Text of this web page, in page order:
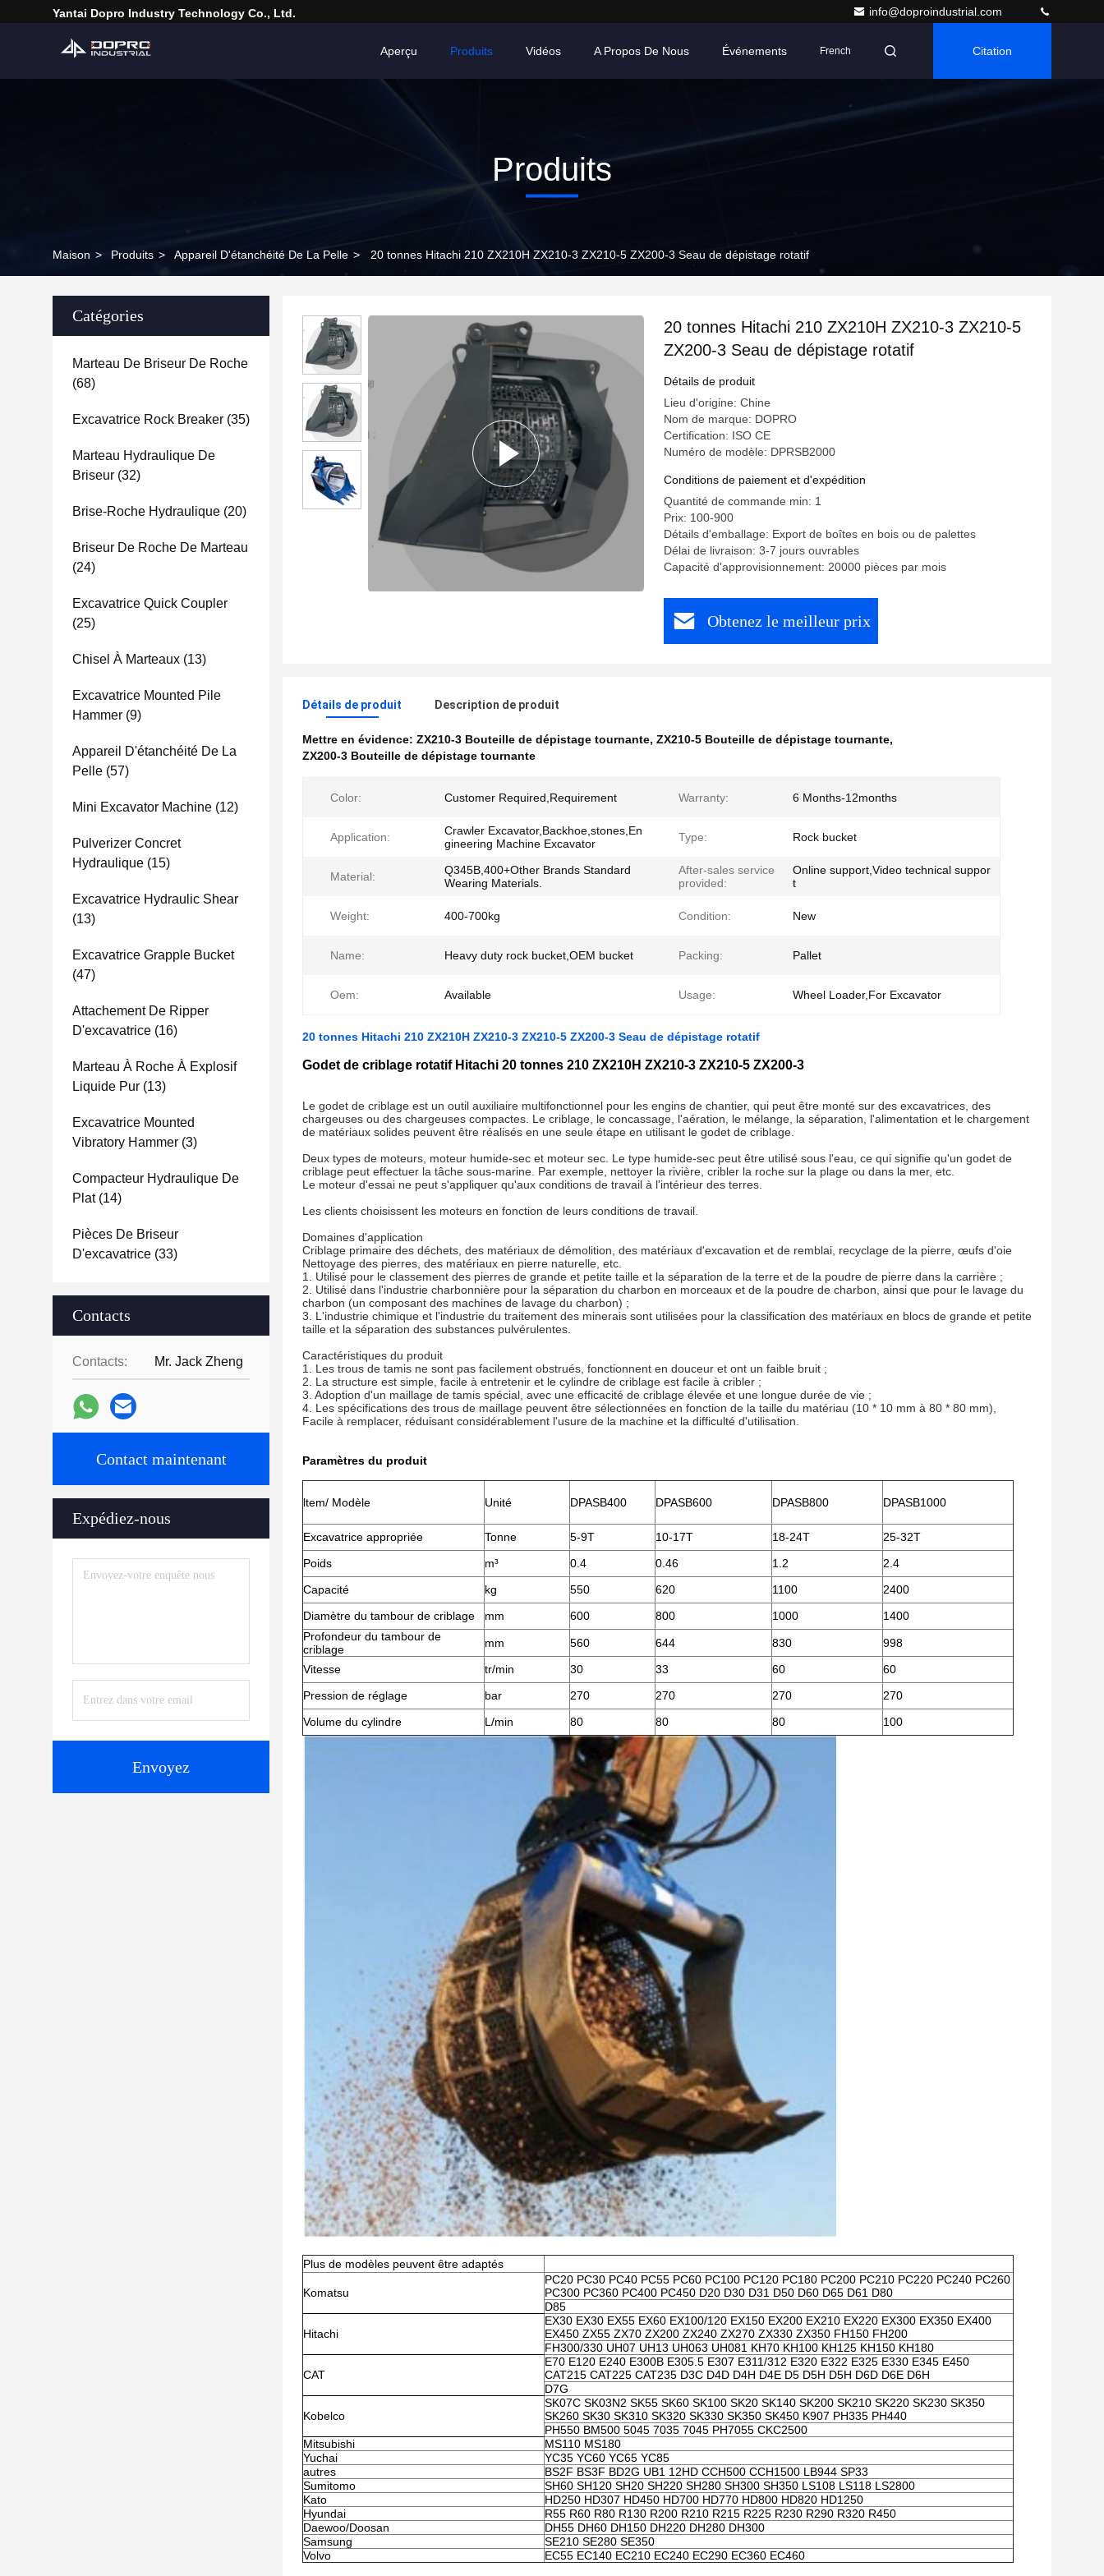
Yantai Dopro Industry Technology Co., Ltd. info@doproindustrial.com
Aperçu Produits Vidéos A Propos De Nous Événements French Citation
Produits
Maison > Produits > Appareil D'étanchéité De La Pelle > 20 tonnes Hitachi 210 ZX210H ZX210-3 ZX210-5 ZX200-3 Seau de dépistage rotatif
Catégories
Marteau De Briseur De Roche
(68)
Excavatrice Rock Breaker (35)
Marteau Hydraulique De
Briseur (32)
Brise-Roche Hydraulique (20)
Briseur De Roche De Marteau
(24)
Excavatrice Quick Coupler
(25)
Chisel À Marteaux (13)
Excavatrice Mounted Pile
Hammer (9)
Appareil D'étanchéité De La
Pelle (57)
Mini Excavator Machine (12)
Pulverizer Concret
Hydraulique (15)
Excavatrice Hydraulic Shear
(13)
Excavatrice Grapple Bucket
(47)
Attachement De Ripper
D'excavatrice (16)
Marteau À Roche À Explosif
Liquide Pur (13)
Excavatrice Mounted
Vibratory Hammer (3)
Compacteur Hydraulique De
Plat(14)
Pièces De Briseur
D'excavatrice (33)
Contacts
Contacts: Mr. Jack Zheng
Contact maintenant
Expédiez-nous
Envoyez
20 tonnes Hitachi 210 ZX210H ZX210-3 ZX210-5
ZX200-3 Seau de dépistage rotatif
Détails de produit
Lieu d'origine: Chine
Nom de marque: DOPRO
Certification: ISO CE
Numéro de modèle: DPRSB2000
Conditions de paiement et d'expédition
Quantité de commande min: 1
Prix: 100-900
Détails d'emballage: Export de boîtes en bois ou de palettes
Délai de livraison: 3-7 jours ouvrables
Capacité d'approvisionnement: 20000 pièces par mois
Obtenez le meilleur prix
Détails de produit Description de produit
Mettre en évidence: ZX210-3 Bouteille de dépistage tournante, ZX210-5 Bouteille de dépistage tournante,
ZX200-3 Bouteille de dépistage tournante
Color: Customer Required,Requirement Warranty: 6 Months-12months
Application:
Crawler Excavator,Backhoe,stones,En
gineering Machine Excavator
Type: Rock bucket
Material:
Q345B,400+Other Brands Standard
Wearing Materials.
After-sales service
provided:
Online support,Video technical suppor
t
Weight: 400-700kg Condition: New
Name: Heavy duty rock bucket,OEM bucket Packing: Pallet
Oem: Available Usage: Wheel Loader,For Excavator
20 tonnes Hitachi 210 ZX210H ZX210-3 ZX210-5 ZX200-3 Seau de dépistage rotatif
Godet de criblage rotatif Hitachi 20 tonnes 210 ZX210H ZX210-3 ZX210-5 ZX200-3
Le godet de criblage est un outil auxiliaire multifonctionnel pour les engins de chantier, qui peut être monté sur des excavatrices, des
chargeuses ou des chargeuses compactes. Le criblage, le concassage, l'aération, le mélange, la séparation, l'alimentation et le chargement
de matériaux solides peuvent être réalisés en une seule étape en utilisant le godet de criblage.
Deux types de moteurs, moteur humide-sec et moteur sec. Le type humide-sec peut être utilisé sous l'eau, ce qui signifie qu'un godet de
criblage peut effectuer la tâche sous-marine. Par exemple, nettoyer la rivière, cribler la roche sur la plage ou dans la mer, etc.
Le moteur d'essai ne peut s'appliquer qu'aux conditions de travail à l'intérieur des terres.
Les clients choisissent les moteurs en fonction de leurs conditions de travail.
Domaines d'application
Criblage primaire des déchets, des matériaux de démolition, des matériaux d'excavation et de remblai, recyclage de la pierre, œufs d'oie
Nettoyage des pierres, des matériaux en pierre naturelle, etc.
1. Utilisé pour le classement des pierres de grande et petite taille et la séparation de la terre et de la poudre de pierre dans la carrière ;
2. Utilisé dans l'industrie charbonnière pour la séparation du charbon en morceaux et de la poudre de charbon, ainsi que pour le lavage du
charbon (un composant des machines de lavage du charbon) ;
3. L'industrie chimique et l'industrie du traitement des minerais sont utilisées pour la classification des matériaux en blocs de grande et petite
taille et la séparation des substances pulvérulentes.
Caractéristiques du produit
1. Les trous de tamis ne sont pas facilement obstrués, fonctionnent en douceur et ont un faible bruit ;
2. La structure est simple, facile à entretenir et le cylindre de criblage est facile à cribler ;
3. Adoption d'un maillage de tamis spécial, avec une efficacité de criblage élevée et une longue durée de vie ;
4. Les spécifications des trous de maillage peuvent être sélectionnées en fonction de la taille du matériau (10 * 10 mm à 80 * 80 mm),
Facile à remplacer, réduisant considérablement l'usure de la machine et la difficulté d'utilisation.
Paramètres du produit
ltem/ Modèle Unité DPASB400 DPASB600 DPASB800 DPASB1000
Excavatrice appropriée Tonne 5-9T 10-17T 18-24T
25-32T
Poids
m³ 0.4 0.46 1.2
2.4
Capacité
kg 550 620 1100
2400
Diamètre du tambour de criblage
mm 600 800 1000
1400
Profondeur du tambour de
criblage
mm 560 644 830
998
Vitesse
tr/min 30 33 60
60
Pression de réglage
bar 270 270 270
270
Volume du cylindre
L/min 80 80 80 100
Plus de modèles peuvent être adaptés
Komatsu
PC20 PC30 PC40 PC55 PC60 PC100 PC120 PC180 PC200 PC210 PC220 PC240 PC260
PC300 PC360 PC400 PC450 D20 D30 D31 D50 D60 D65 D61 D80
D85
Hitachi
EX30 EX30 EX55 EX60 EX100/120 EX150 EX200 EX210 EX220 EX300 EX350 EX400
EX450 ZX55 ZX70 ZX200 ZX240 ZX270 ZX330 ZX350 FH150 FH200
FH300/330 UH07 UH13 UH063 UH081 KH70 KH100 KH125 KH150 KH180
CAT
E70 E120 E240 E300B E305.5 E307 E311/312 E320 E322 E325 E330 E345 E450
CAT215 CAT225 CAT235 D3C D4D D4H D4E D5 D5H D5H D6D D6E D6H
D7G
Kobelco
SK07C SK03N2 SK55 SK60 SK100 SK20 SK140 SK200 SK210 SK220 SK230 SK350
SK260 SK30 SK310 SK320 SK330 SK350 SK450 K907 PH335 PH440
PH550 BM500 5045 7035 7045 PH7055 CKC2500
Mitsubishi
MS110 MS180
Yuchai
YC35 YC60 YC65 YC85
autres
BS2F BS3F BD2G UB1 12HD CCH500 CCH1500 LB944 SP33
Sumitomo
SH60 SH120 SH20 SH220 SH280 SH300 SH350 LS108 LS118 LS2800
Kato
HD250 HD307 HD450 HD700 HD770 HD800 HD820 HD1250
Hyundai
R55 R60 R80 R130 R200 R210 R215 R225 R230 R290 R320 R450
Daewoo/Doosan
DH55 DH60 DH150 DH220 DH280 DH300
Samsung
SE210 SE280 SE350
Volvo
EC55 EC140 EC210 EC240 EC290 EC360 EC460